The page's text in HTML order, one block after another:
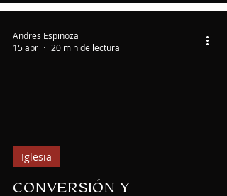
CONVERSIÓN Y
Iglesia
Andres Espinoza
15 abr
20 min de lectura